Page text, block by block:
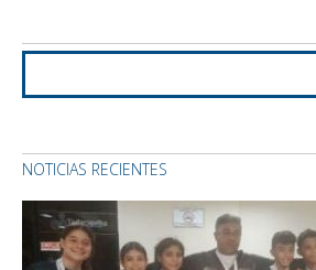
NOTICIAS RECIENTES